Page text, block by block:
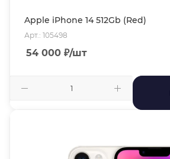
Apple iPhone 14 512Gb (Red)
Арт.: 105498
54 000 ₽/шт